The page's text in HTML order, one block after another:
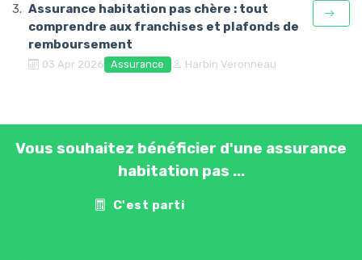
Assurance habitation pas chère : tout
comprendre aux franchises et plafonds de
remboursement
03 Apr 2026 Assurance Harbin Veronneau
Vous souhaitez bénéficier d'une assurance
habitation pas ...
C'est parti